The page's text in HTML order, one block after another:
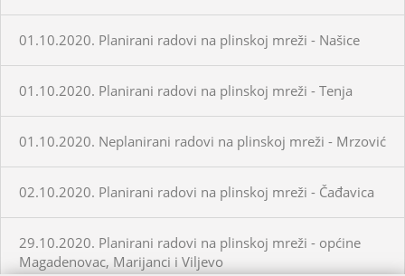
01.10.2020. Planirani radovi na plinskoj mreži - Našice
01.10.2020. Planirani radovi na plinskoj mreži - Tenja
01.10.2020. Neplanirani radovi na plinskoj mreži - Mrzović
02.10.2020. Planirani radovi na plinskoj mreži - Čađavica
29.10.2020. Planirani radovi na plinskoj mreži - općine
Magadenovac, Marijanci i Viljevo